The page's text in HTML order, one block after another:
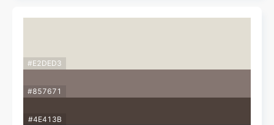
#E2DED3
#857671
#4E413B